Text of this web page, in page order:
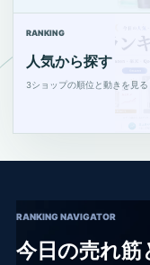
RANKING
人気から探す
3ショップの順位と動きを見る
RANKING NAVIGATOR
今日の売れ筋